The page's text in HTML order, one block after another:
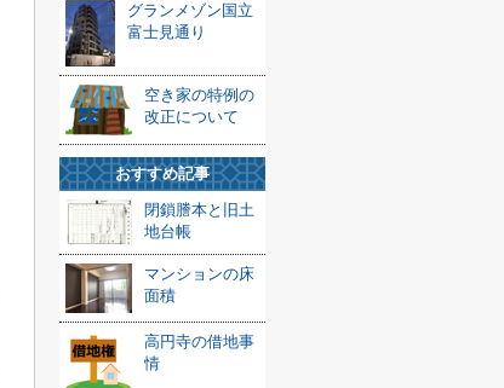
グランメゾン国立
富士見通り
空き家の特例の
改正について
おすすめ記事
閉鎖謄本と旧土
地台帳
マンションの床
面積
高円寺の借地事
情